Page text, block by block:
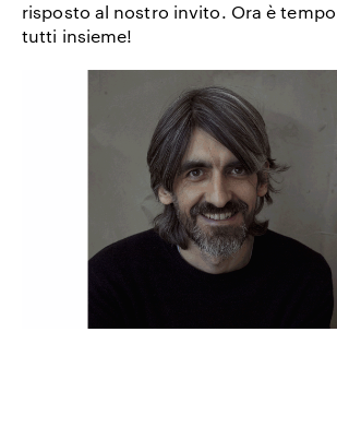
risposto al nostro invito. Ora è
tutti insieme!